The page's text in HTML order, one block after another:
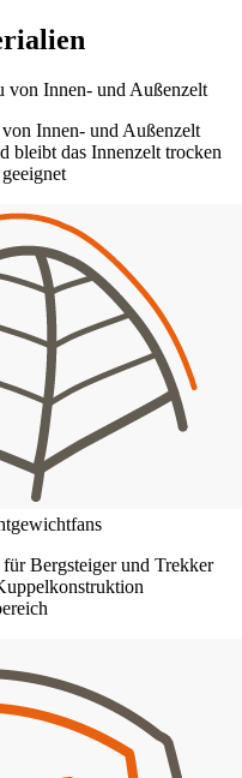
Innen- und Außenzelt
Innen- und Außenzelt
bleibt das Innenzelt trocken
Bergsteiger und Trekker